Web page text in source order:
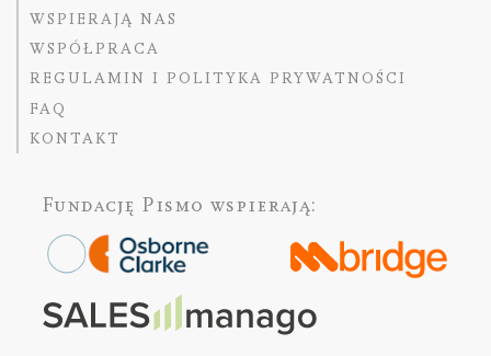
WSPIERAJĄ NAS
WSPÓŁPRACA
REGULAMIN I POLITYKA PRYWATNOŚCI
FAQ
KONTAKT
Fundację Pismo wspierają: